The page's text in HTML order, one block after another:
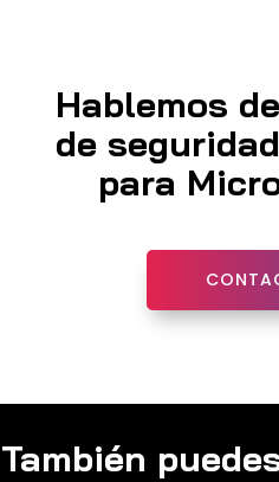
Hablemos
de
para
También